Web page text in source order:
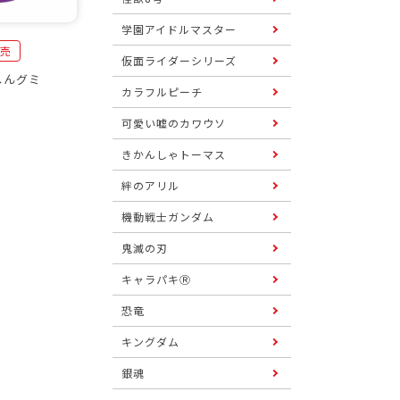
グミ
学園アイドルマスター
仮面ライダーシリーズ
カラフルピーチ
可愛い嘘のカワウソ
きかんしゃトーマス
絆のアリル
機動戦士ガンダム
鬼滅の刃
キャラパキⓇ
恐竜
キングダム
銀魂